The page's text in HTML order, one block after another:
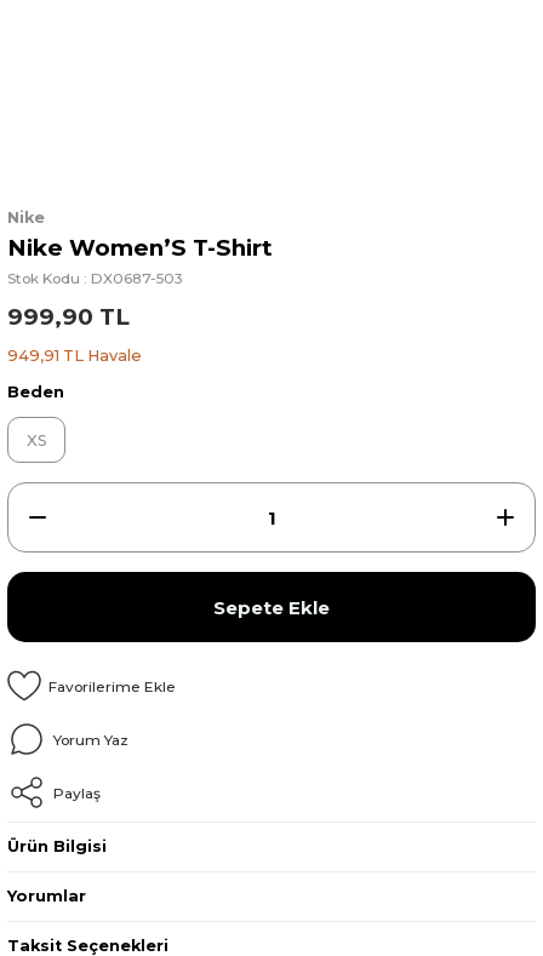
Nike
Nike Women’S T-Shirt
Stok Kodu : DX0687-503
999,90 TL
949,91 TL Havale
Beden
XS
Sepete Ekle
Yorum Yaz
Paylaş
Ürün Bilgisi
Yorumlar
Taksit Seçenekleri